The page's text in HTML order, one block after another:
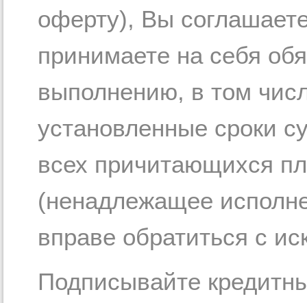
оферту), Вы
принимаете на себя
выполнению, в том
установленные сроки
всех причитающихся
(ненадлежащее
вправе обратиться с
Подписывайте